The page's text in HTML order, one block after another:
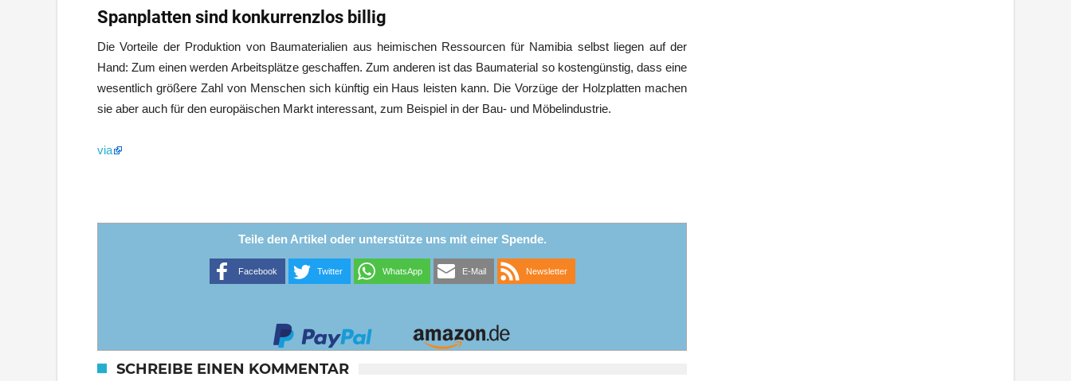
Spanplatten sind konkurrenzlos billig
Die Vorteile der Produktion von Baumaterialien aus heimischen Ressourcen für Namibia selbst liegen auf der
Hand: Zum einen werden Arbeitsplätze geschaffen. Zum anderen ist das Baumaterial so kostengünstig, dass eine
wesentlich größere Zahl von Menschen sich künftig ein Haus leisten kann. Die Vorzüge der Holzplatten machen
sie aber auch für den europäischen Markt interessant, zum Beispiel in der Bau- und Möbelindustrie.
via
Teile den Artikel oder unterstütze uns mit einer Spende.
Facebook Twitter WhatsApp E-Mail Newsletter
SCHREIBE EINEN KOMMENTAR